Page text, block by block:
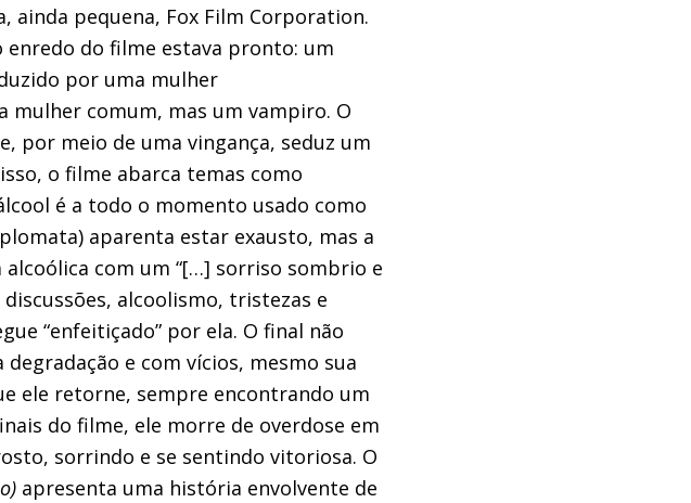
ainda pequena, Fox Film Corporation.
do filme estava pronto: um
por uma mulher
mulher comum, mas um vampiro. O
por meio de uma vingança, seduz um
o filme abarca temas como
é a todo o momento usado como
aparenta estar exausto, mas a
com um “[…] sorriso sombrio e
alcoolismo, tristezas e
“enfeitiçado” por ela. O final não
e com vícios, mesmo sua
ele retorne, sempre encontrando um
do filme, ele morre de overdose em
sorrindo e se sentindo vitoriosa. O
apresenta uma história envolvente de